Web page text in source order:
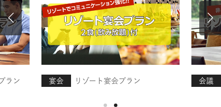
ラン 宴会 リゾート宴会プラン 会議